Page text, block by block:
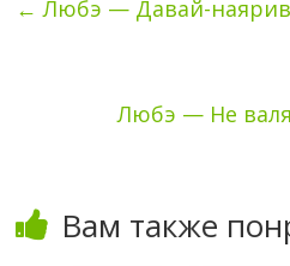
← Любэ — Давай-
Любэ — Не
Вам также